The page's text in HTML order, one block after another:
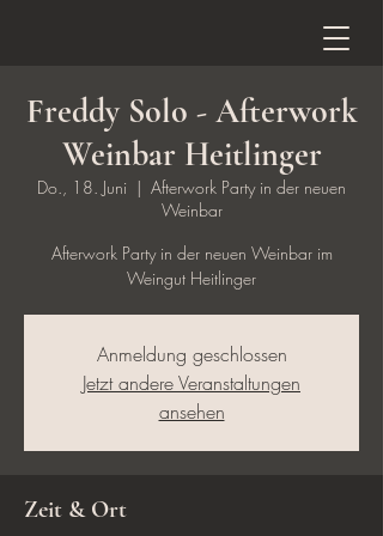
Freddy Solo - Afterwork
Weinbar Heitlinger
Do., 18. Juni
  |
Afterwork Party in der neuen
Weinbar
Afterwork Party in der neuen Weinbar im
Weingut Heitlinger
Anmeldung geschlossen
Jetzt andere Veranstaltungen
ansehen
Zeit & Ort